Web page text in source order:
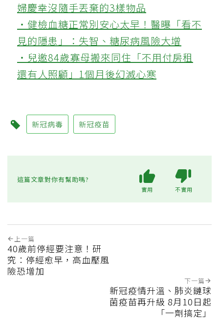
婦慶幸沒隨手丟棄的3樣物品
‧健檢血糖正常別安心太早！醫曝「看不
見的隱患」：失智、糖尿病風險大增
‧兒邀84歲寡母搬來同住「不用付房租
還有人照顧」1個月後幻滅心寒
新冠病毒 新冠疫苗
這篇文章對你有幫助嗎?
實用 不實用
上一篇
40歲前停經要注意！研
究：停經愈早，高血壓風
險恐增加
下一篇
新冠疫情升溫、肺炎鏈球
菌疫苗再升級 8月10日起
「一劑搞定」